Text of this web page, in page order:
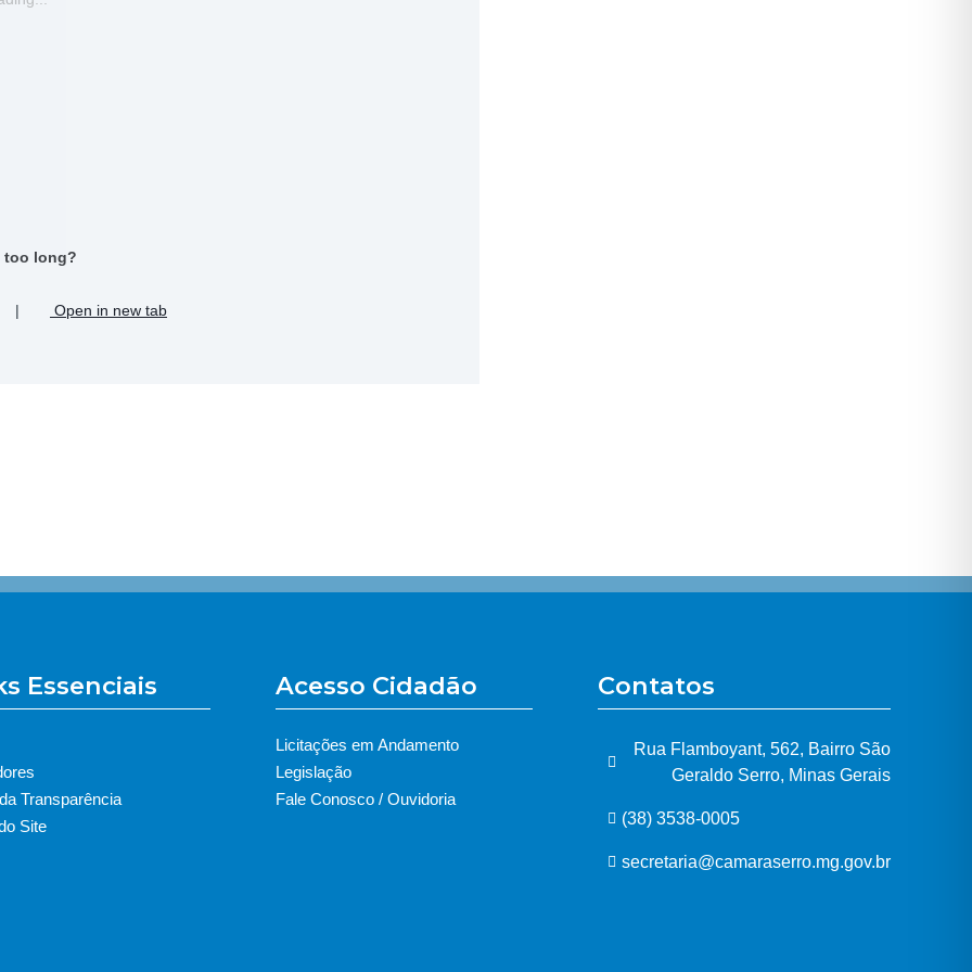
too long?
| Open in new tab
Essenciais
Transparência
Site
Acesso Cidadão
Licitações em Andamento
Legislação
Fale Conosco / Ouvidoria
Contatos
Rua Flamboyant, 562, Bairro São
Geraldo Serro, Minas Gerais
(38) 3538-0005
secretaria@camaraserro.mg.gov.br